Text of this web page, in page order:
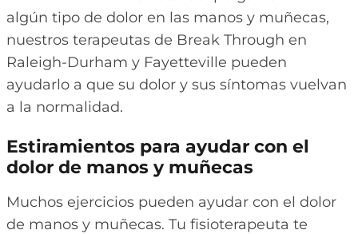
algún tipo de dolor en las manos y muñecas,
nuestros terapeutas de Break Through en
Raleigh-Durham y Fayetteville pueden
ayudarlo a que su dolor y sus síntomas vuelvan
a la normalidad.
Estiramientos para ayudar con el
dolor de manos y muñecas
Muchos ejercicios pueden ayudar con el dolor
de manos y muñecas. Tu fisioterapeuta te